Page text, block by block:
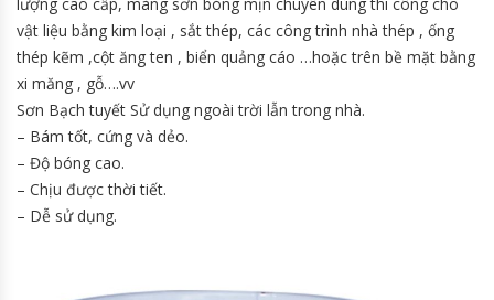
lượng cao cấp, màng sơn bóng mịn chuyên dùng thi công cho
vật liệu bằng kim loại , sắt thép, các công trình nhà thép , ống
thép kẽm ,cột ăng ten , biển quảng cáo …hoặc trên bề mặt bằng
xi măng , gỗ….vv
Sơn Bạch tuyết Sử dụng ngoài trời lẫn trong nhà.
– Bám tốt, cứng và dẻo.
– Độ bóng cao.
– Chịu được thời tiết.
– Dễ sử dụng.